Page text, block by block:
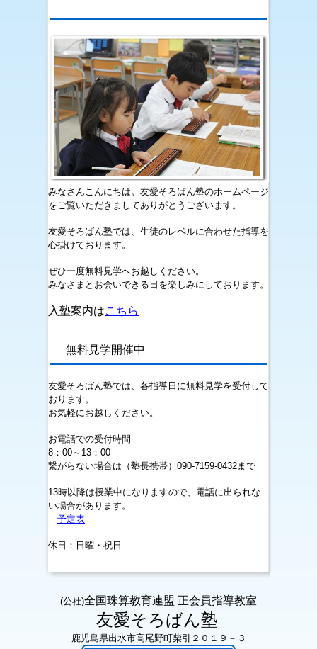
みなさんこんにちは。友愛そろばん塾のホームページ
をご覧いただきましてありがとうございます。
友愛そろばん塾では、生徒のレベルに合わせた指導を
心掛けております。
ぜひ一度無料見学へお越しください。
みなさまとお会いできる日を楽しみにしております。
入塾案内はこちら
無料見学開催中
友愛そろばん塾では、各指導日に無料見学を受付して
おります。
お気軽にお越しください。
お電話での受付時間
8：00～13：00
繋がらない場合は（塾長携帯）090-7159-0432まで
13時以降は授業中になりますので、電話に出られな
い場合があります。
予定表
休日：日曜・祝日
(公社)全国珠算教育連盟 正会員指導教室
友愛そろばん塾
鹿児島県出水市高尾野町柴引２０１９－３